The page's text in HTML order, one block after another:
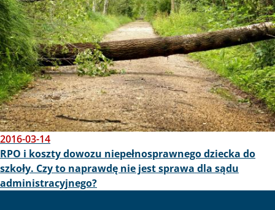
2016-03-14
RPO i koszty dowozu niepełnosprawnego dziecka do
szkoły. Czy to naprawdę nie jest sprawa dla sądu
administracyjnego?